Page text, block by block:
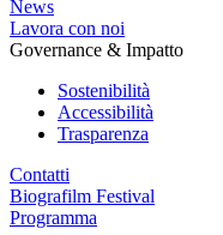
News
Lavora con noi
Governance & Impatto
Sostenibilità
Accessibilità
Trasparenza
Contatti
Biografilm Festival
Programma